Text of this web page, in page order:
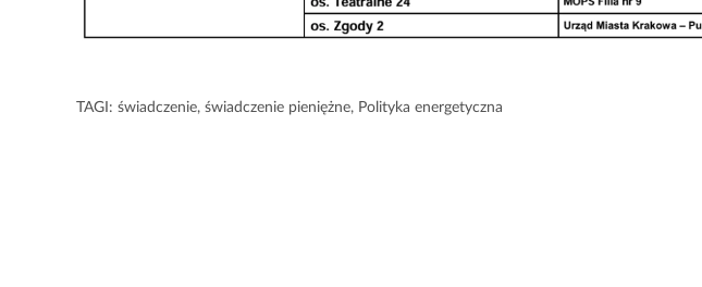
TAGI: świadczenie, świadczenie pieniężne, Polityka energetyczna